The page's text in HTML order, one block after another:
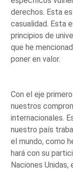
derechos. Esta
casualidad. Esta
principios de
que he
poner en valor.
Con el eje
nuestros
internacionales.
nuestro país
el mundo, como
hará con su
Naciones Unidas,